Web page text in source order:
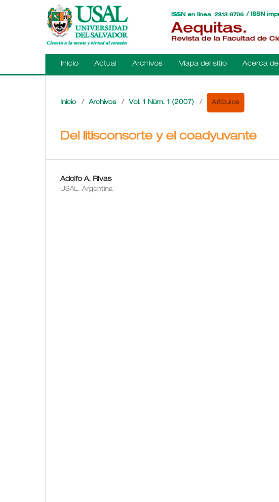
Inicio Actual Archivos Mapa del sitio Acerca de
Inicio / Archivos / Vol. 1 Núm. 1 (2007) / Artículos
Del litisconsorte y el coadyuvante
Adolfo A. Rivas
USAL. Argentina